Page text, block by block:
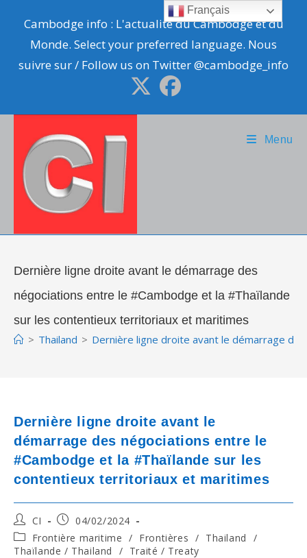
content
Cambodge info : L'actualité du Cambodge et du
Monde. Select your preferred language. Nous
suivre sur / Follow us on Twitter @cambodge_info
Menu
Dernière ligne droite avant le démarrage des
négociations entre le #Cambodge et la #Thaïlande
sur les contentieux territoriaux et maritimes
> Thailand > Dernière ligne droite avant le démarrage
Dernière ligne droite avant le
démarrage des négociations entre le
#Cambodge et la #Thaïlande sur les
contentieux territoriaux et maritimes
Post
author:
CI
Post
published:
04/02/2024
Post
category:
Frontière maritime / Frontières / Thailand
/
Thaïlande / Thailand
/ Traité / Treaty
Français